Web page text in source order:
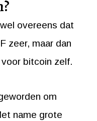
overeens dat
zeer, maar dan
bitcoin zelf.
om
name grote